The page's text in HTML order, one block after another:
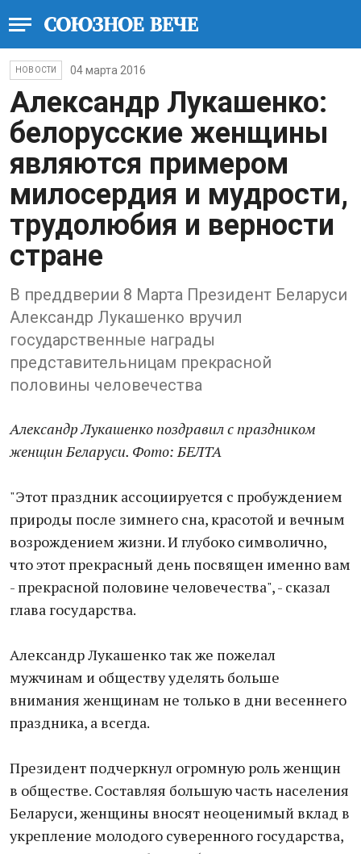
НОВОСТИ 04 марта 2016
Александр Лукашенко:
белорусские женщины
являются примером
милосердия и мудрости,
трудолюбия и верности
стране
В преддверии 8 Марта Президент Беларуси
Александр Лукашенко вручил
государственные награды
представительницам прекрасной
половины человечества
Александр Лукашенко поздравил с праздником
женщин Беларуси. Фото: БЕЛТА
"Этот праздник ассоциируется с пробуждением
природы после зимнего сна, красотой и вечным
возрождением жизни. И глубоко символично,
что этот прекрасный день посвящен именно вам
- прекрасной половине человечества", - сказал
глава государства.
Александр Лукашенко так же пожелал
мужчинам и обществу уделять больше
внимания женщинам не только в дни весеннего
праздника, а всегда.
Президент подчеркнул огромную роль женщин
в обществе. Составляя большую часть населения
Беларуси, женщины вносят неоценимый вклад в
укрепление молодого суверенного государства,